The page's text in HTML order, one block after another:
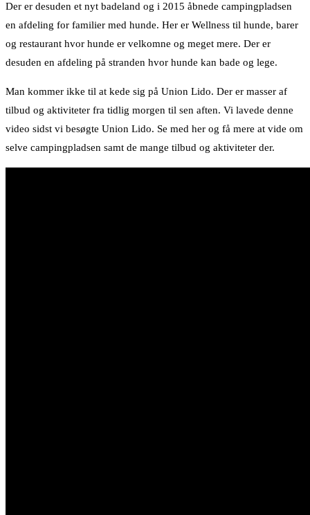
Der er desuden et nyt badeland og i 2015 åbnede campingpladsen
en afdeling for familier med hunde. Her er Wellness til hunde, barer
og restaurant hvor hunde er velkomne og meget mere. Der er
desuden en afdeling på stranden hvor hunde kan bade og lege.
Man kommer ikke til at kede sig på Union Lido. Der er masser af
tilbud og aktiviteter fra tidlig morgen til sen aften. Vi lavede denne
video sidst vi besøgte Union Lido. Se med her og få mere at vide om
selve campingpladsen samt de mange tilbud og aktiviteter der.